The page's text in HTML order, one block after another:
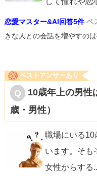
恋愛マスター&AI回答5件 ベ
きな人との会話を増やすの
ベストアンサーあり
10歳年上の男性
歳・男性）
職場にいる10
います。そも
女性からする